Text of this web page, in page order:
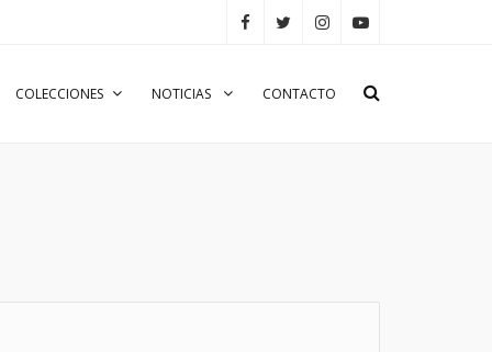
COLECCIONES NOTICIAS CONTACTO